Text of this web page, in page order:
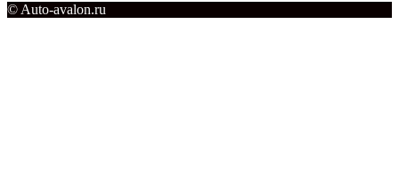
© Auto-avalon.ru